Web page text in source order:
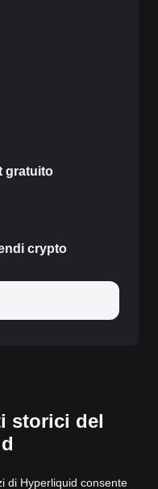
gratuito
crypto
storici del
di Hyperliquid consente